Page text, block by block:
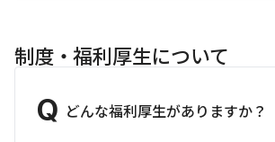
制度・福利厚生について
Q どんな福利厚生がありますか？